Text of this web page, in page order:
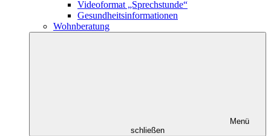
Videoformat „Sprechstunde“
Gesundheitsinformationen
Wohnberatung
Menü
schließen